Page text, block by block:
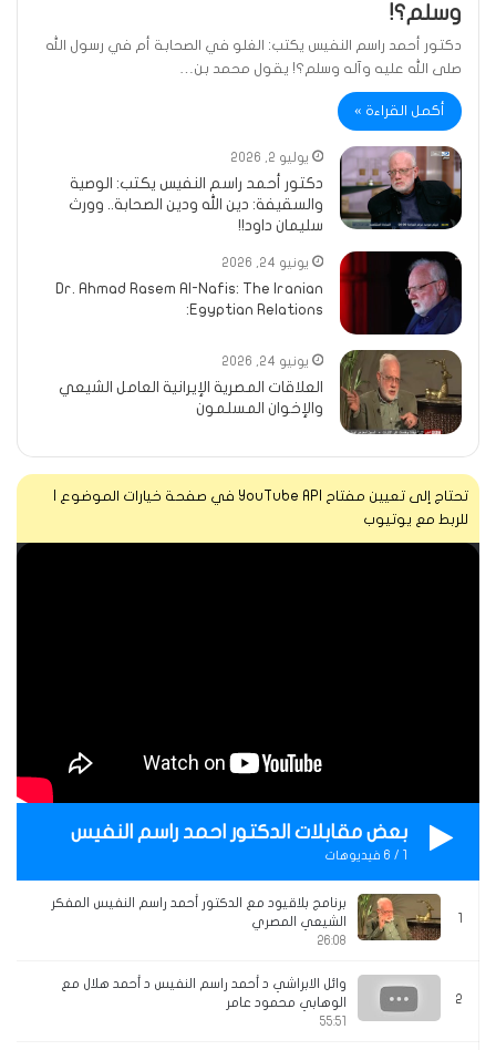
وسلم؟!
دكتور أحمد راسم النفيس يكتب: الغلو في الصحابة أم في رسول الله
صلى الله عليه وآله وسلم؟! يقول محمد بن…
أكمل القراءة »
يوليو 2, 2026
دكتور أحمد راسم النفيس يكتب: الوصية
والسقيفة: دين الله ودين الصحابة.. وورث
سليمان داود!!
يونيو 24, 2026
Dr. Ahmad Rasem Al-Nafis: The Iranian
Egyptian Relations:
يونيو 24, 2026
العلاقات المصرية الإيرانية العامل الشيعي
والإخوان المسلمون
تحتاج إلى تعيين مفتاح YouTube API في صفحة خيارات الموضوع |
للربط مع يوتيوب
بعض مقابلات الدكتور احمد راسم النفيس
/
6 فيديوهات
برنامج بلاقيود مع الدكتور أحمد راسم النفيس المفكر
الشيعي المصري
26:08
2
وائل الابراشي د أحمد راسم النفيس د أحمد هلال مع
الوهابي محمود عامر
55:51